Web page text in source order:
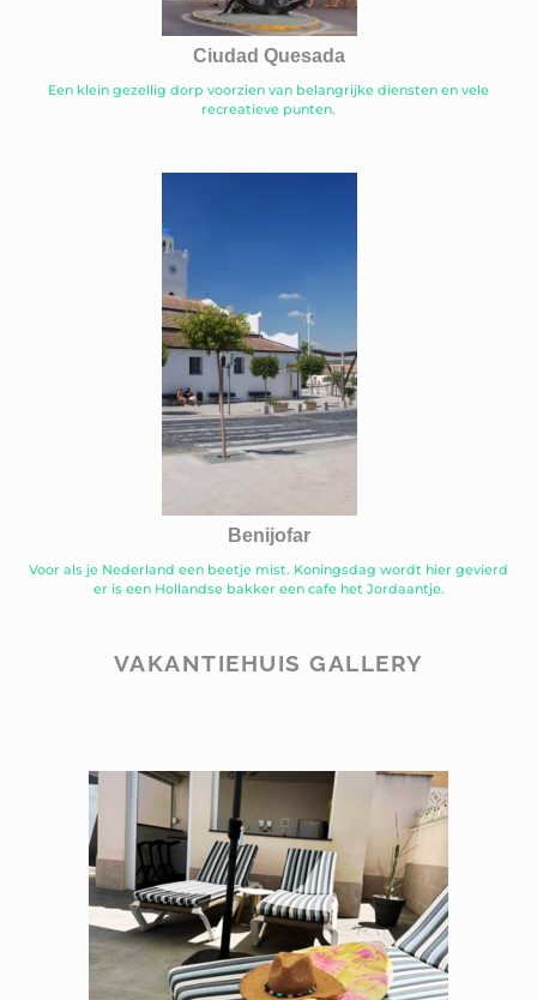
Ciudad Quesada
Een klein gezellig dorp voorzien van belangrijke diensten en vele
recreatieve punten.
Benijofar
Voor als je Nederland een beetje mist. Koningsdag wordt hier gevierd
er is een Hollandse bakker een cafe het Jordaantje.
VAKANTIEHUIS GALLERY